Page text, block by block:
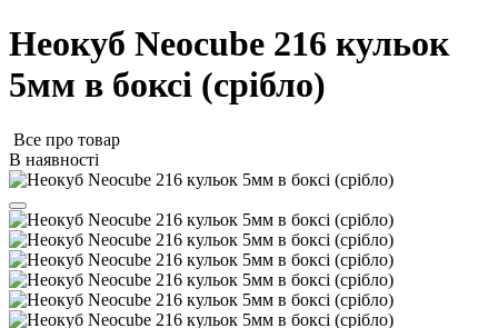
Неокуб Neocube 216 кульок
5мм в боксі (срібло)
Все про товар
В наявності